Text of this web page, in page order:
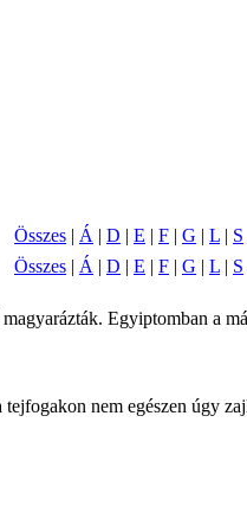
Összes | Á | D | E | F | G | L | S
Összes | Á | D | E | F | G | L | S
Egyiptomban a
nem egészen úgy